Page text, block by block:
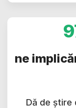
ne
Dă de știre